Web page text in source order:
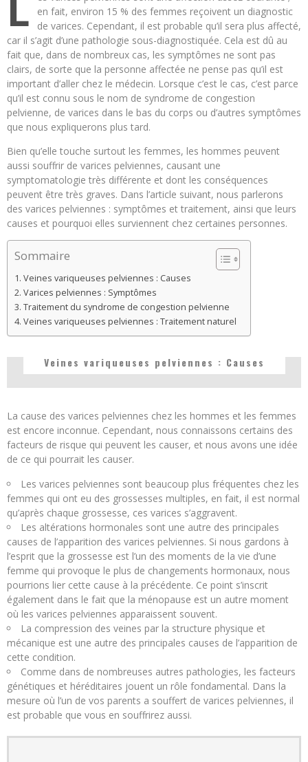
en fait, environ 15 % des femmes reçoivent un diagnostic
de varices. Cependant, il est probable qu’il sera plus affecté,
car il s’agit d’une pathologie sous-diagnostiquée. Cela est dû au
fait que, dans de nombreux cas, les symptômes ne sont pas
clairs, de sorte que la personne affectée ne pense pas qu’il est
important d’aller chez le médecin. Lorsque c’est le cas, c’est parce
qu’il est connu sous le nom de syndrome de congestion
pelvienne, de varices dans le bas du corps ou d’autres symptômes
que nous expliquerons plus tard.
Bien qu’elle touche surtout les femmes, les hommes peuvent
aussi souffrir de varices pelviennes, causant une
symptomatologie très différente et dont les conséquences
peuvent être très graves. Dans l’article suivant, nous parlerons
des varices pelviennes : symptômes et traitement, ainsi que leurs
causes et pourquoi elles surviennent chez certaines personnes.
Sommaire
Veines variqueuses pelviennes : Causes
Varices pelviennes : Symptômes
Traitement du syndrome de congestion pelvienne
Veines variqueuses pelviennes : Traitement naturel
Veines variqueuses pelviennes : Causes
La cause des varices pelviennes chez les hommes et les femmes
est encore inconnue. Cependant, nous connaissons certains des
facteurs de risque qui peuvent les causer, et nous avons une idée
de ce qui pourrait les causer.
Les varices pelviennes sont beaucoup plus fréquentes chez les
femmes qui ont eu des grossesses multiples, en fait, il est normal
qu’après chaque grossesse, ces varices s’aggravent.
Les altérations hormonales sont une autre des principales
causes de l’apparition des varices pelviennes. Si nous gardons à
l’esprit que la grossesse est l’un des moments de la vie d’une
femme qui provoque le plus de changements hormonaux, nous
pourrions lier cette cause à la précédente. Ce point s’inscrit
également dans le fait que la ménopause est un autre moment
où les varices pelviennes apparaissent souvent.
La compression des veines par la structure physique et
mécanique est une autre des principales causes de l’apparition de
cette condition.
Comme dans de nombreuses autres pathologies, les facteurs
génétiques et héréditaires jouent un rôle fondamental. Dans la
mesure où l’un de vos parents a souffert de varices pelviennes, il
est probable que vous en souffrirez aussi.